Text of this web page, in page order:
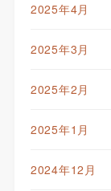
2025年4月
2025年3月
2025年2月
2025年1月
2024年12月